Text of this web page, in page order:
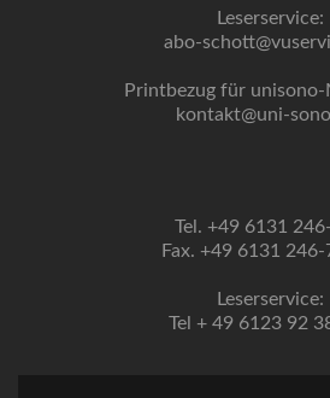
Leserservice:
abo-
Printbezug für
kontakt@uni-
Tel. +49 6131
Fax. +49 6131
Leserservice:
Tel + 49 6123 92